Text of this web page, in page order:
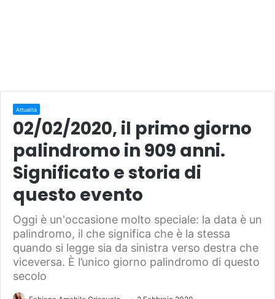
Attualità
02/02/2020, il primo giorno
palindromo in 909 anni.
Significato e storia di
questo evento
Oggi è un'occasione molto speciale: la data è un
palindromo, il che significa che è la stessa
quando si legge sia da sinistra verso destra che
viceversa. È l’unico giorno palindromo di questo
secolo